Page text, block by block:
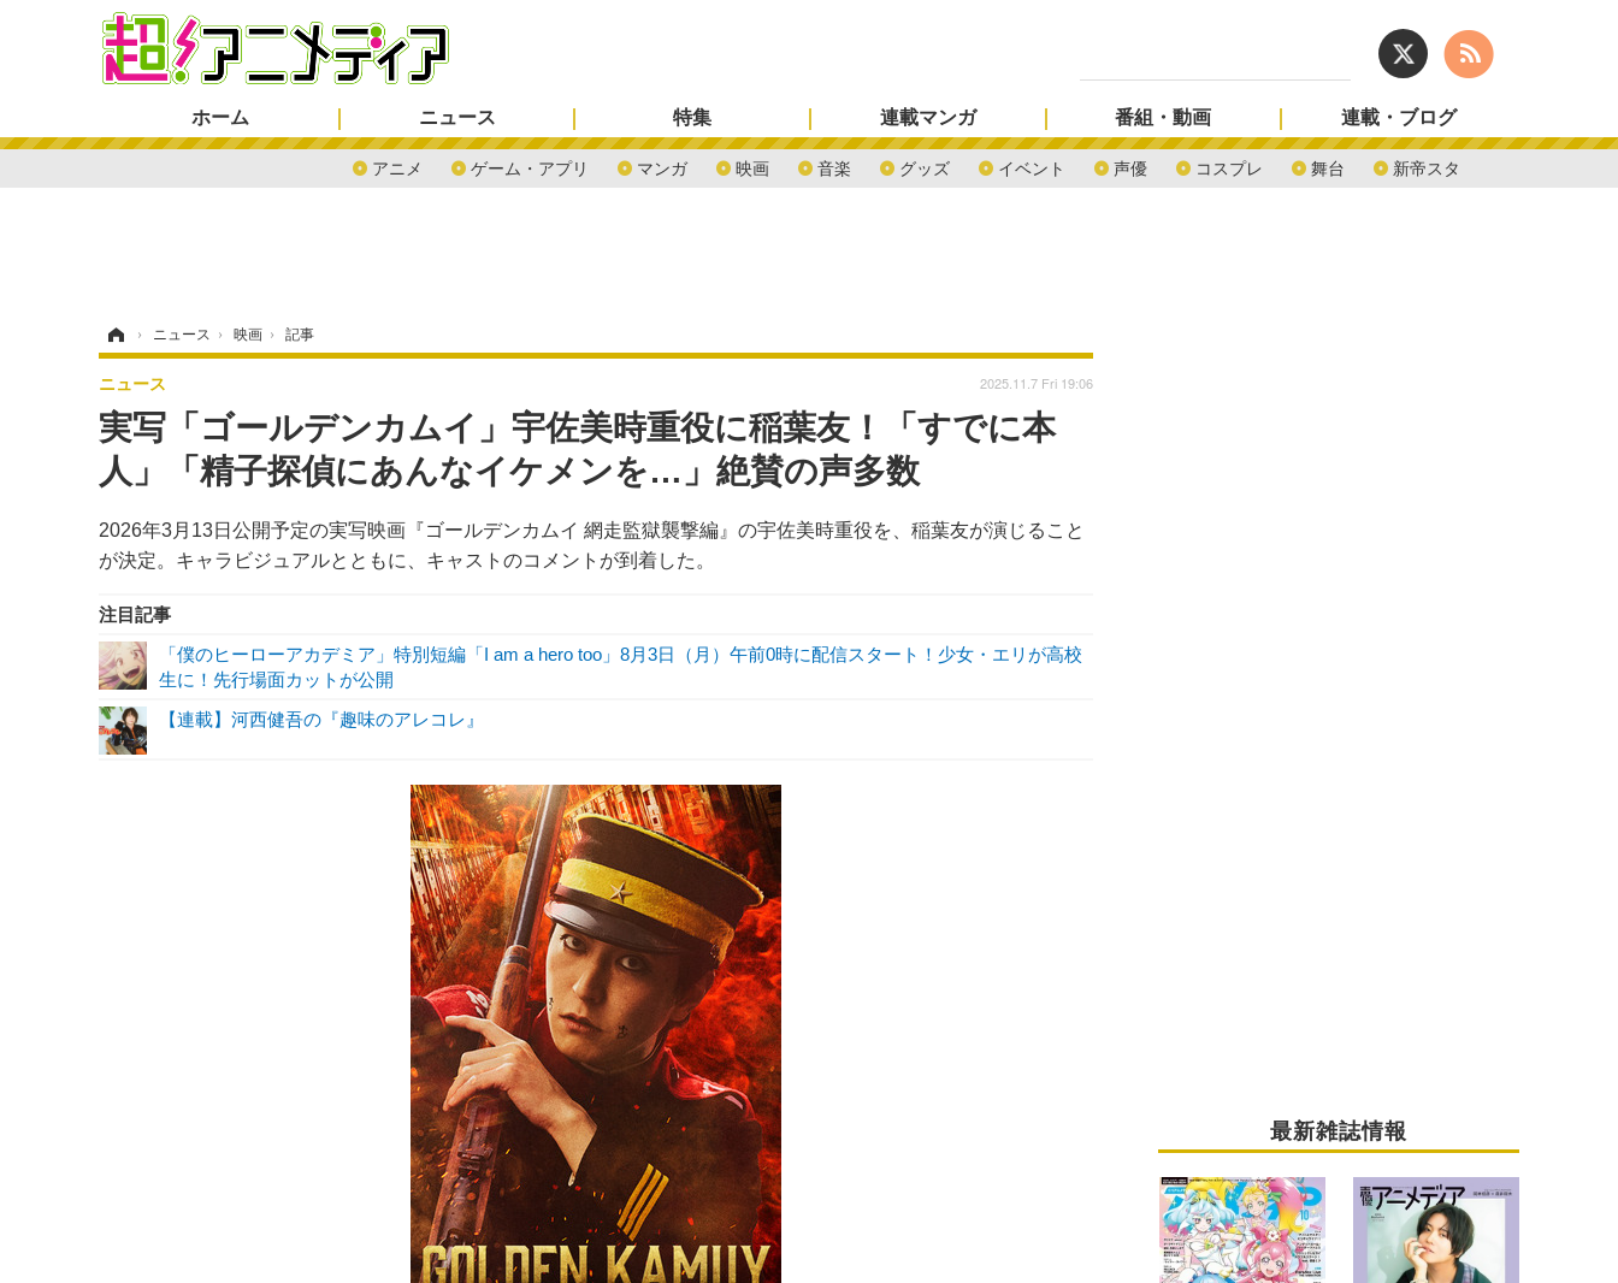
ホーム ニュース
アニメ ゲーム・アプリ マンガ 映画 音楽 グッズ イベント 声優 コスプレ 舞台 新帝スタ
特集 連載マンガ 番組・動画 連載・ブログ
› ニュース › 映画 › 記事
実写「ゴールデンカムイ」宇佐美時重役に稲葉友！「すでに本
人」「精子探偵にあんなイケメンを…」絶賛の声多数
2026年3月13日公開予定の実写映画『ゴールデンカムイ 網走監獄襲撃編』の宇佐美時重役を、稲葉友が演じること
が決定。キャラビジュアルとともに、キャストのコメントが到着した。
ニュース 2025.11.7 Fri 19:06
注目記事
「僕のヒーローアカデミア」特別短編「I am a hero too」8月3日（月）午前0時に配信スタート！少女・エリが高校
生に！先行場面カットが公開
【連載】河西健吾の『趣味のアレコレ』
最新雑誌情報